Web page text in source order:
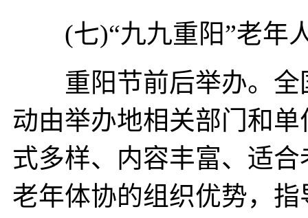
(七)“九九重阳”老年
重阳节前后举办。全
动由举办地相关部门和
式多样、内容丰富、适
老年体协的组织优势，